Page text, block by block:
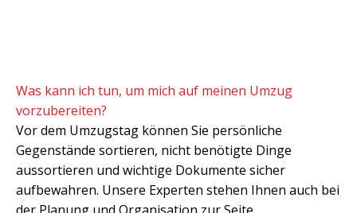
Was kann ich tun, um mich auf meinen Umzug
vorzubereiten?
Vor dem Umzugstag können Sie persönliche
Gegenstände sortieren, nicht benötigte Dinge
aussortieren und wichtige Dokumente sicher
aufbewahren. Unsere Experten stehen Ihnen auch bei